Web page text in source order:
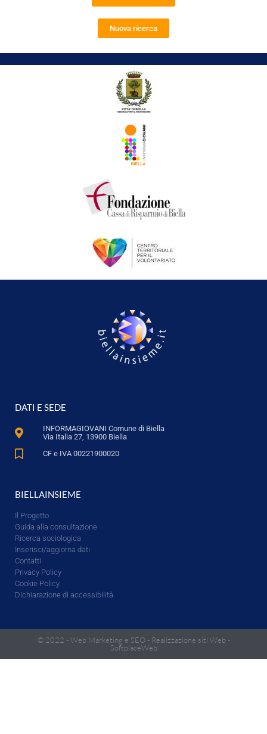
Nuova ricerca
DATI E SEDE
INFORMAGIOVANI Comune di Biella
Via Italia 27, 13900 Biella
CF e IVA 00221900020
BIELLAINSIEME
Il Progetto
Guida alla consultazione
Ricerca sociologica
Inserisci/aggiorna dati
Contatti
Privacy Policy
Cookie Policy
Dichiarazione di accessibilità
© 2022 -Web Marketing e SEO- Realizzazione siti Web-
SoftplaceWeb